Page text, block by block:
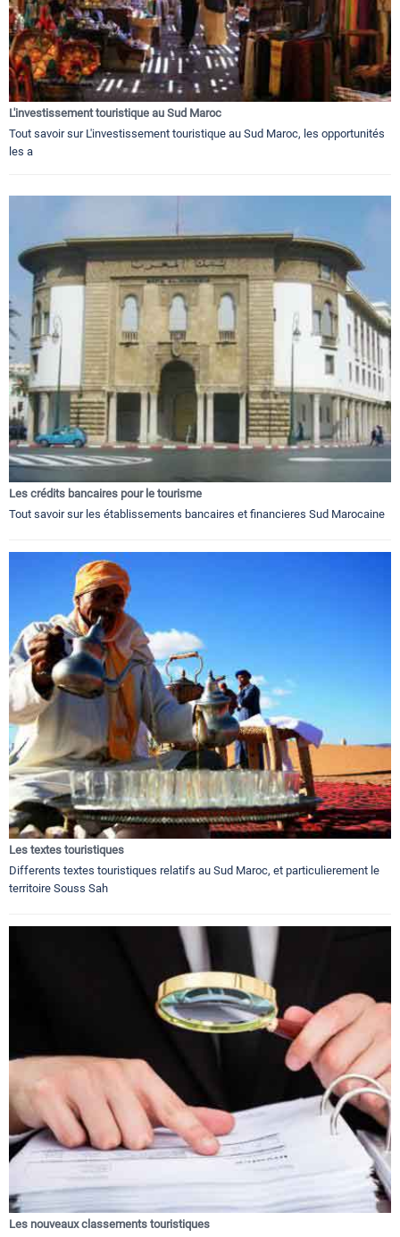
L'investissement touristique au Sud Maroc
Tout savoir sur L'investissement touristique au Sud Maroc, les opportunités
les a
Les crédits bancaires pour le tourisme
Tout savoir sur les établissements bancaires et financieres Sud Marocaine
Les textes touristiques
Differents textes touristiques relatifs au Sud Maroc, et particulierement le
territoire Souss Sah
Les nouveaux classements touristiques